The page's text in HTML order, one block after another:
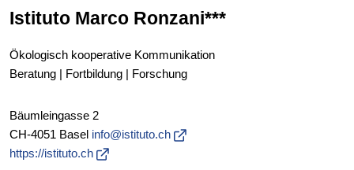
Istituto Marco Ronzani***
Ökologisch kooperative Kommunikation
Beratung | Fortbildung | Forschung
Bäumleingasse 2
CH-4051 Basel info@istituto.ch
https://istituto.ch